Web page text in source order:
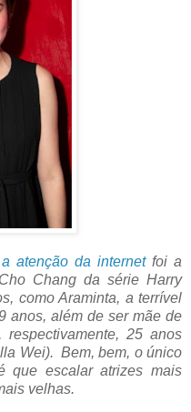
atenção da internetfoi a
Chang da série Harry
como Araminta, a terrível
anos, além de ser mãe de
25 anos
Wei). Bem, bem, o único
que escalar atrizes mais
velhas.